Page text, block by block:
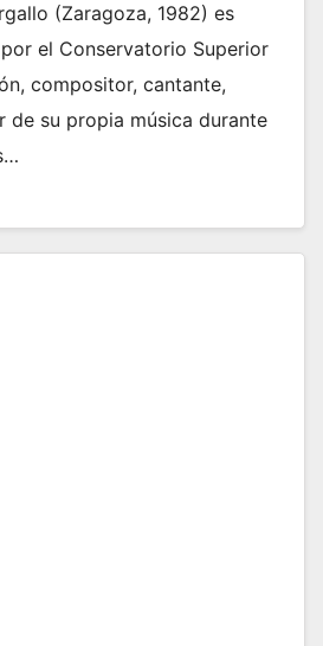
(Zaragoza, 1982) es
el Conservatorio Superior
compositor, cantante,
de su propia música durante